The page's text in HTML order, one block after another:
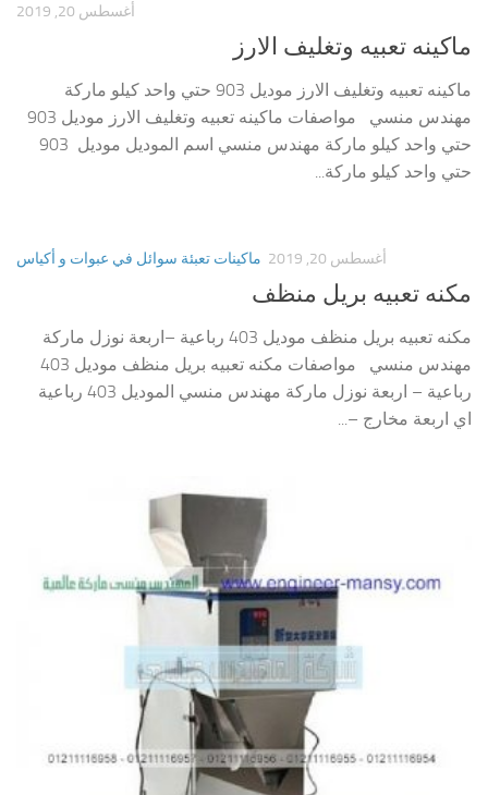
أغسطس 20, 2019
ماكينه تعبيه وتغليف الارز
ماكينه تعبيه وتغليف الارز موديل 903 حتي واحد كيلو ماركة
مهندس منسي مواصفات ماكينه تعبيه وتغليف الارز موديل 903
حتي واحد كيلو ماركة مهندس منسي اسم الموديل موديل 903
حتي واحد كيلو ماركة...
ماكينات تعبئة سوائل في عبوات و أكياس أغسطس 20, 2019
مكنه تعبيه بريل منظف
مكنه تعبيه بريل منظف موديل 403 رباعية –اربعة نوزل ماركة
مهندس منسي مواصفات مكنه تعبيه بريل منظف موديل 403
رباعية – اربعة نوزل ماركة مهندس منسي الموديل 403 رباعية
اي اربعة مخارج –...